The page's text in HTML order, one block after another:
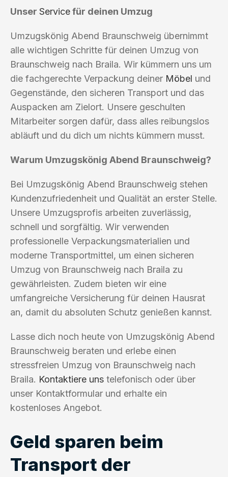
Unser Servicefür deinen Umzug
Umzugskönig Abend Braunschweig übernimmt
alle wichtigen Schritte für deinen Umzug von
Braunschweig nach Braila. Wir kümmern uns um
die fachgerechte Verpackung deiner Möbel und
Gegenstände, den sicheren Transport und das
Auspacken am Zielort. Unsere geschulten
Mitarbeiter sorgen dafür, dass alles reibungslos
abläuft und du dich um nichts kümmern musst.
Warum Umzugskönig Abend Braunschweig?
Bei Umzugskönig Abend Braunschweig stehen
Kundenzufriedenheit und Qualität an erster Stelle.
Unsere Umzugsprofis arbeiten zuverlässig,
schnell und sorgfältig. Wir verwenden
professionelle Verpackungsmaterialien und
moderne Transportmittel, um einen sicheren
Umzug von Braunschweig nach Braila zu
gewährleisten. Zudem bieten wir eine
umfangreiche Versicherung für deinen Hausrat
an, damit du absoluten Schutz genießen kannst.
Lasse dich noch heute von Umzugskönig Abend
Braunschweig beraten und erlebe einen
stressfreien Umzug von Braunschweig nach
Braila. Kontaktiere uns telefonisch oder über
unser Kontaktformular und erhalte ein
kostenloses Angebot.
Geld sparen beim
Transport der